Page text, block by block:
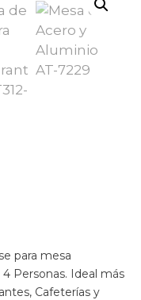
para mesa
Personas. Ideal más
Cafeterías y